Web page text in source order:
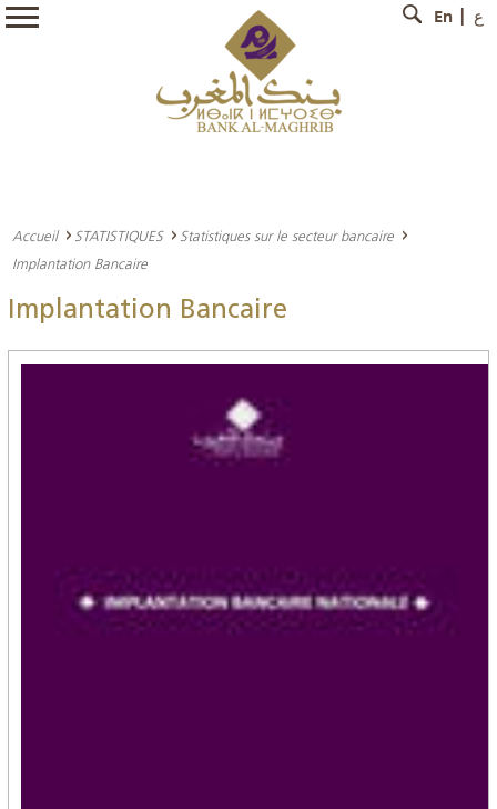
En ع
Accueil STATISTIQUES
Statistiques sur le secteur bancaire
Implantation Bancaire
Implantation Bancaire